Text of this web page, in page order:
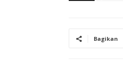
Bagikan